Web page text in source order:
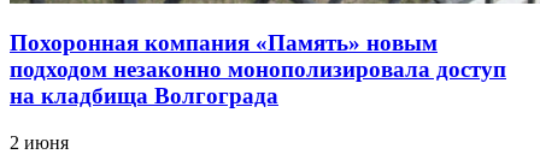
Похоронная компания «Память» новым
подходом незаконно монополизировала доступ
на кладбища Волгограда
2 июня